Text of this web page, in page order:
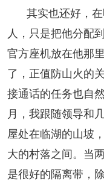
其实也还好，
人，只是把他分配
官方座机放在他那
了，正值防山火的
接通话的任务也自
月，我跟随领导和
屋处在临湖的山坡
大的村落之间。当
是很好的隔离带，